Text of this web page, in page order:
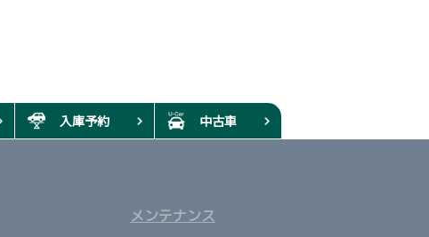
入庫予約 中古車
メンテナンス